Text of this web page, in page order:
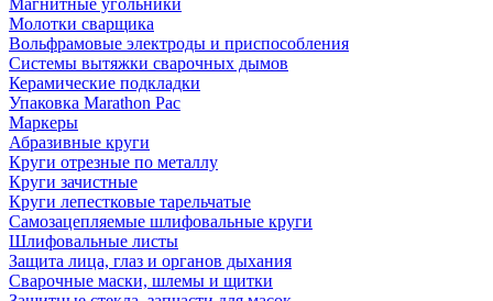
Магнитные угольники
Молотки сварщика
Вольфрамовые электроды и приспособления
Системы вытяжки сварочных дымов
Керамические подкладки
Упаковка Marathon Pac
Маркеры
Абразивные круги
Круги отрезные по металлу
Круги зачистные
Круги лепестковые тарельчатые
Самозацепляемые шлифовальные круги
Шлифовальные листы
Защита лица, глаз и органов дыхания
Сварочные маски, шлемы и щитки